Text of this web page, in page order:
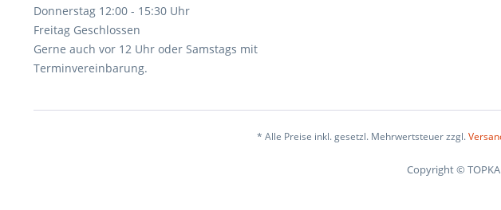
Donnerstag 12:00 - 15:30 Uhr
Freitag Geschlossen
Gerne auch vor 12 Uhr oder Samstags mit
Terminvereinbarung.
* Alle Preise inkl. gesetzl. Mehrwertsteuer zzgl.
Copyright ©